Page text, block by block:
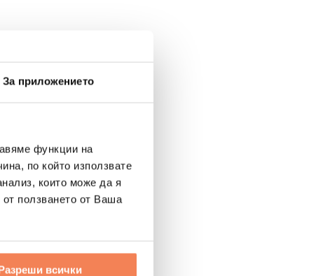
За приложението
функции на
по който използвате
които може да я
ползването от Ваша
всички